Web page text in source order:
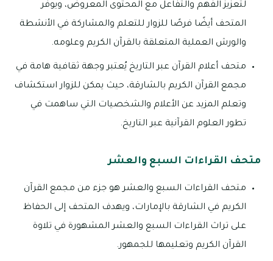
لتعزيز الفهم والتفاعل مع المحتوى المعروض، ويوفر
المتحف أيضًا فرصًا للزوار للتعلم والمشاركة في الأنشطة
والورش العملية المتعلقة بالقرآن الكريم وعلومه.
متحف أعلام القرآن عبر التاريخ يُعتبر وجهة ثقافية هامة في
مجمع القرآن الكريم بالشارقة، حيث يمكن للزوار استكشاف
وتعلم المزيد عن الأعلام والشخصيات التي ساهمت في
تطور العلوم القرآنية عبر التاريخ.
متحف القراءات السبع والعشر
متحف القراءات السبع والعشر هو جزء من مجمع القرآن
الكريم في الشارقة بالإمارات، ويهدف المتحف إلى الحفاظ
على تراث القراءات السبع والعشر المشهورة في تلاوة
القرآن الكريم وتعليمها للجمهور.